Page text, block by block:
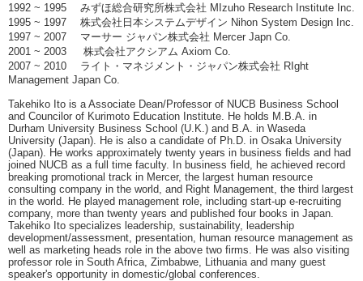
1992 ~ 1995 みずほ総合研究所株式会社 MIzuho Research Institute Inc.
1995 ~ 1997 株式会社日本システムデザイン Nihon System Design Inc.
1997 ~ 2007 マーサー ジャパン株式会社 Mercer Japn Co.
2001 ~ 2003 株式会社アクシアム Axiom Co.
2007 ~ 2010 ライト・マネジメント・ジャパン株式会社 RIght
Management Japan Co.
Takehiko Ito is a Associate Dean/Professor of NUCB Business School
and Councilor of Kurimoto Education Institute. He holds M.B.A. in
Durham University Business School (U.K.) and B.A. in Waseda
University (Japan). He is also a candidate of Ph.D. in Osaka University
(Japan). He works approximately twenty years in business fields and had
joined NUCB as a full time faculty. In business field, he achieved record
breaking promotional track in Mercer, the largest human resource
consulting company in the world, and Right Management, the third largest
in the world. He played management role, including start-up e-recruiting
company, more than twenty years and published four books in Japan.
Takehiko Ito specializes leadership, sustainability, leadership
development/assessment, presentation, human resource management as
well as marketing heads role in the above two firms. He was also visiting
professor role in South Africa, Zimbabwe, Lithuania and many guest
speaker's opportunity in domestic/global conferences.